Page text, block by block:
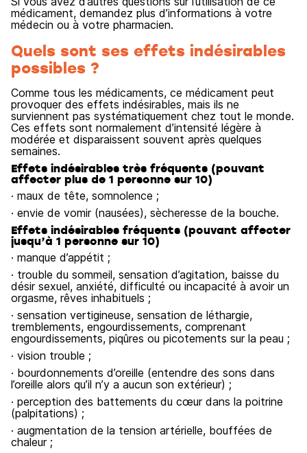
médicament, demandez plus d’informations à votre
médecin ou à votre pharmacien.
Quels sont ses effets indésirables
possibles ?
Comme tous les médicaments, ce médicament peut
provoquer des effets indésirables, mais ils ne
surviennent pas systématiquement chez tout le monde.
Ces effets sont normalement d’intensité légère à
modérée et disparaissent souvent après quelques
semaines.
Effets indésirables très fréquents (pouvant
affecter plus de 1 personne sur 10)
· maux de tête, somnolence ;
· envie de vomir (nausées), sècheresse de la bouche.
Effets indésirables fréquents (pouvant affecter
jusqu’à 1 personne sur 10)
· manque d’appétit ;
· trouble du sommeil, sensation d’agitation, baisse du
désir sexuel, anxiété, difficulté ou incapacité à avoir un
orgasme, rêves inhabituels ;
· sensation vertigineuse, sensation de léthargie,
tremblements, engourdissements, comprenant
engourdissements, piqûres ou picotements sur la peau ;
· vision trouble ;
· bourdonnements d’oreille (entendre des sons dans
l’oreille alors qu’il n’y a aucun son extérieur) ;
· perception des battements du cœur dans la poitrine
(palpitations) ;
· augmentation de la tension artérielle, bouffées de
chaleur ;